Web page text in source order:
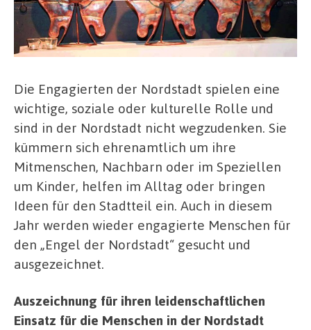
Vorschläge
für
den
Ehrenamtspreis
des
einreichen!
Die Engagierten der Nordstadt spielen eine
wichtige, soziale oder kulturelle Rolle und
sind in der Nordstadt nicht wegzudenken. Sie
kümmern sich ehrenamtlich um ihre
Mitmenschen, Nachbarn oder im Speziellen
um Kinder, helfen im Alltag oder bringen
Ideen für den Stadtteil ein. Auch in diesem
Jahr werden wieder engagierte Menschen für
den „Engel der Nordstadt“ gesucht und
ausgezeichnet.
Auszeichnung für ihren leidenschaftlichen
Einsatz für die Menschen in der Nordstadt